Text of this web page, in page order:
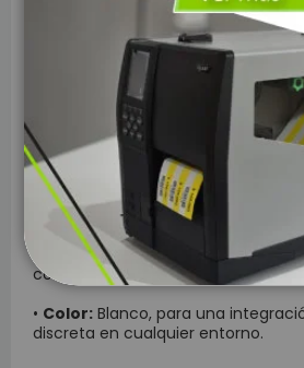
6, ideal para
y frecuencias de 250 MHz.
Construcción:
100% cobre,
datos óptima y sin pérdidas.
• Calibre:AWG 24 (0.5 mm),
aplicaciones exigentes.
Longitud: 305 metros, ideal para
instalaciones.
Interior, perfecto para
controlados.
• Color: Blanco, para una
discreta en cualquier entorno.